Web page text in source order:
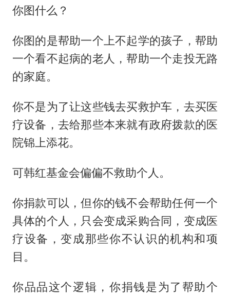
你图什么？
你图的是帮助一个上不起学的孩子，帮助
一个看不起病的老人，帮助一个走投无路
的家庭。
你不是为了让这些钱去买救护车，去买医
疗设备，去给那些本来就有政府拨款的医
院锦上添花。
可韩红基金会偏偏不救助个人。
你捐款可以，但你的钱不会帮助任何一个
具体的个人，只会变成采购合同，变成医
疗设备，变成那些你不认识的机构和项
目。
你品品这个逻辑，你捐钱是为了帮助个